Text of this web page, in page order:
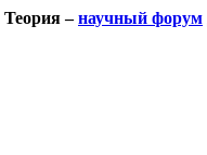
–научный форум